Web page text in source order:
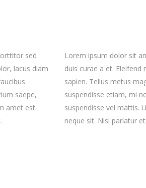
sed
lacus diam
saepe,
amet est
Lorem ipsum dolor sit
duis curae a et.
sapien. Tellus metus
suspendisse etiam, mi
suspendisse vel mattis.
neque sit. Nisl pariatur